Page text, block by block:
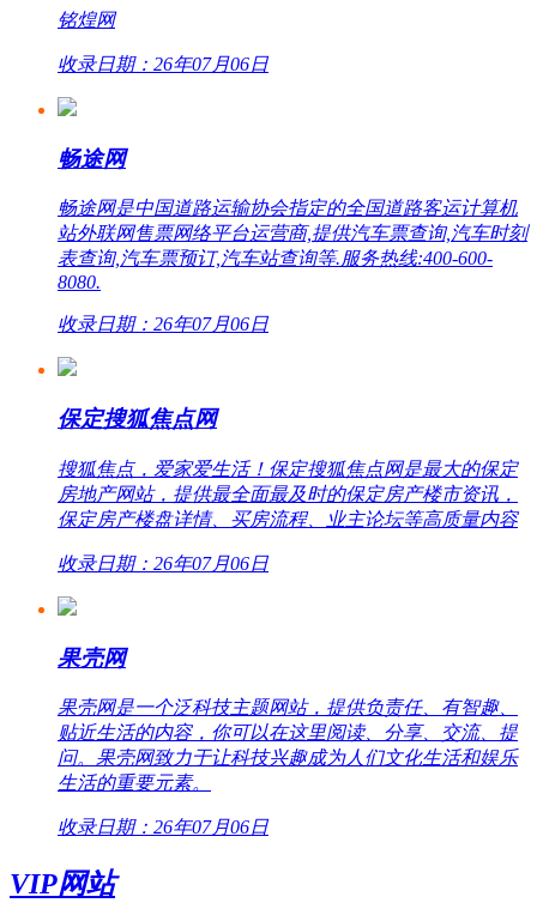
铭煌网
收录日期：26年07月06日
畅途网
畅途网是中国道路运输协会指定的全国道路客运计算机
站外联网售票网络平台运营商,提供汽车票查询,汽车时刻
表查询,汽车票预订,汽车站查询等.服务热线:400-600-
8080.
收录日期：26年07月06日
保定搜狐焦点网
搜狐焦点，爱家爱生活！保定搜狐焦点网是最大的保定
房地产网站，提供最全面最及时的保定房产楼市资讯，
保定房产楼盘详情、买房流程、业主论坛等高质量内容
收录日期：26年07月06日
果壳网
果壳网是一个泛科技主题网站，提供负责任、有智趣、
贴近生活的内容，你可以在这里阅读、分享、交流、提
问。果壳网致力于让科技兴趣成为人们文化生活和娱乐
生活的重要元素。
收录日期：26年07月06日
VIP网站